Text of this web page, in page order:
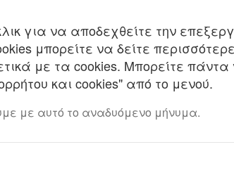
για να αποδεχθείτε την
μπορείτε να δείτε
με τα cookies. Μπορείτε
και cookies" από το μενού.
με αυτό το αναδυόμενο μήνυμα.